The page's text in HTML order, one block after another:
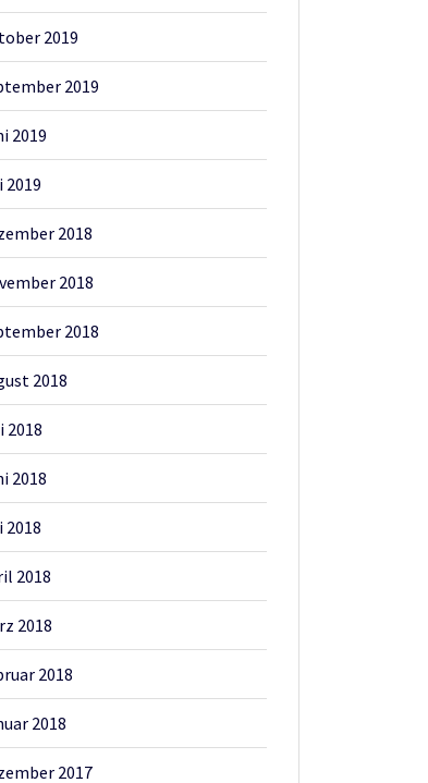
2019
2019
2019
2019
2018
2018
2018
2018
2018
2018
2018
2018
2018
2018
2018
2017